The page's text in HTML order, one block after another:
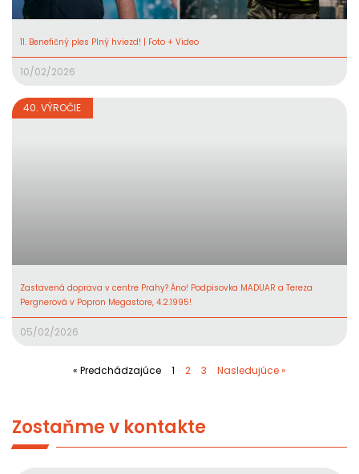
11. Benefičný ples Plný hviezd! | Foto + Video
10/02/2026
40. VÝROČIE
Zastavená doprava v centre Prahy? Áno! Podpisovka MADUAR a Tereza
Pergnerová v Popron Megastore, 4.2.1995!
05/02/2026
« Predchádzajúce 1 2 3 Nasledujúce »
Zostaňme v kontakte